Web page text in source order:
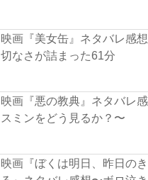
映画『美女缶』ネタバレ感
切なさが詰まった61分
映画『悪の教典』ネタバレ
スミンをどう見るか？〜
映画『ぼくは明日、昨日の